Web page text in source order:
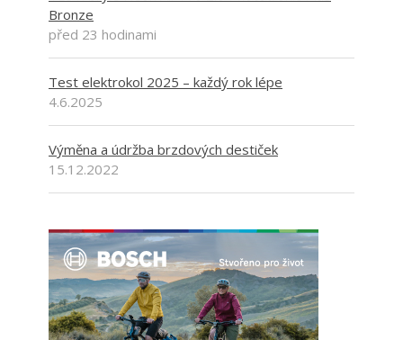
Bronze
před 23 hodinami
Test elektrokol 2025 – každý rok lépe
4.6.2025
Výměna a údržba brzdových destiček
15.12.2022